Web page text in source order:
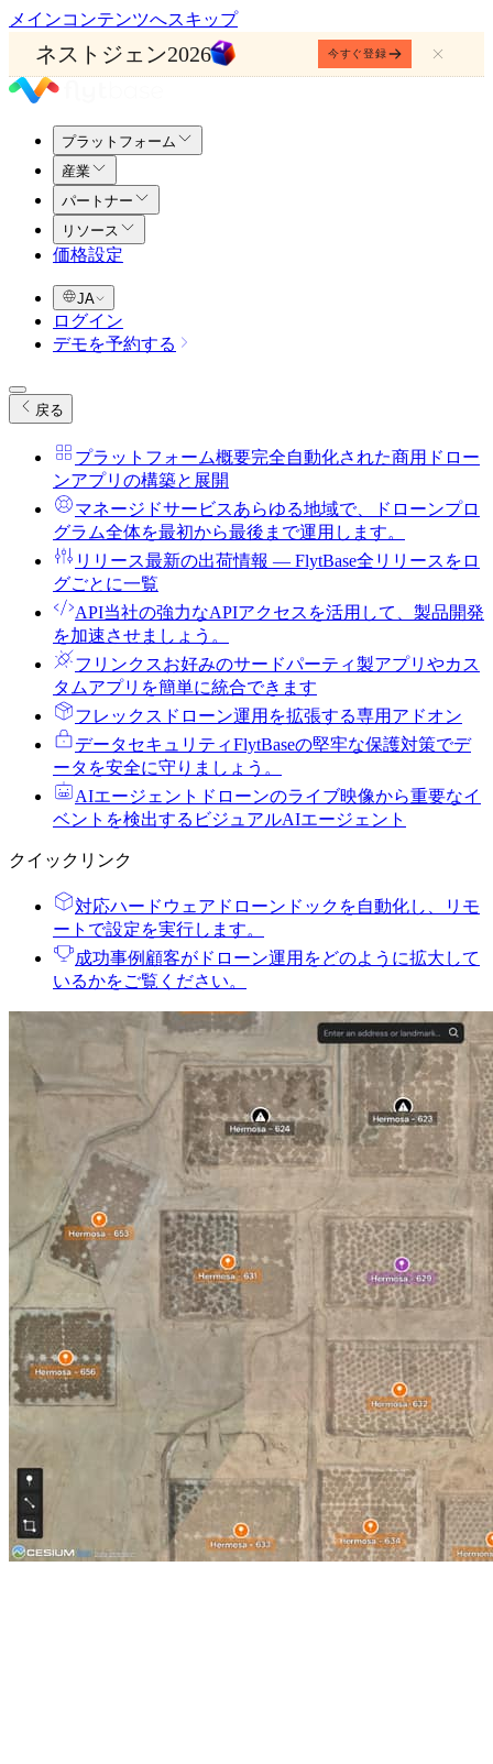
メインコンテンツへスキップ
ネストジェン2026 今すぐ登録
プラットフォーム
産業
パートナー
リソース
価格設定
JA
ログイン
デモを予約する
戻る
プラットフォーム概要完全自動化された商用ドロー
ンアプリの構築と展開
マネージドサービスあらゆる地域で、ドローンプロ
グラム全体を最初から最後まで運用します。
リリース最新の出荷情報 ― FlytBase全リリースをロ
グごとに一覧
API当社の強力なAPIアクセスを活用して、製品開発
を加速させましょう。
フリンクスお好みのサードパーティ製アプリやカス
タムアプリを簡単に統合できます
フレックス ドローン運用を拡張する専用アドオン
データセキュリティFlytBaseの堅牢な保護対策でデ
ータを安全に守りましょう。
AIエージェント ドローンのライブ映像から重要なイ
ベントを検出するビジュアルAIエージェント
クイックリンク
対応ハードウェア ドローンドックを自動化し、リモ
ートで設定を実行します。
成功事例 顧客がドローン運用をどのように拡大して
いるかをご覧ください。